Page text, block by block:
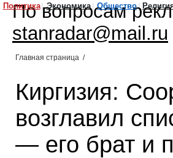
Политика Экономика Общество
По вопросам
stanradar@mail.ru
Главная страница /
Киргизия:
возглавил
— его брат и